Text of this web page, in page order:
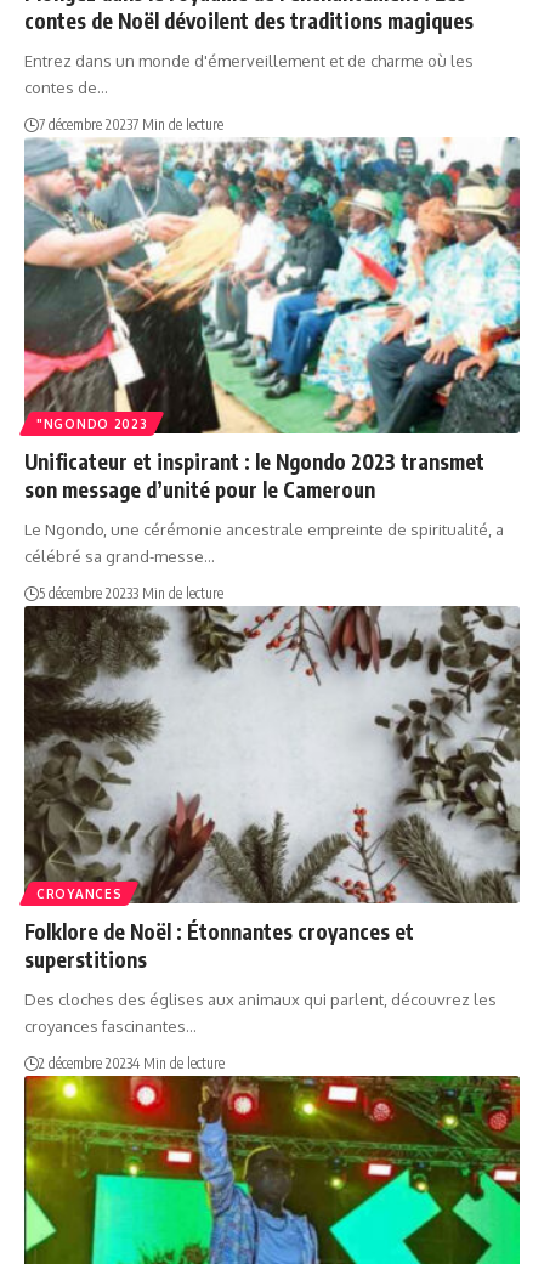
contes de Noël dévoilent des traditions magiques
Entrez dans un monde d'émerveillement et de charme où les
contes de…
7 décembre 20237 Min de lecture
"NGONDO 2023
Unificateur et inspirant : le Ngondo 2023 transmet
son message d’unité pour le Cameroun
Le Ngondo, une cérémonie ancestrale empreinte de spiritualité, a
célébré sa grand-messe…
5 décembre 20233 Min de lecture
CROYANCES
Folklore de Noël : Étonnantes ⁤croyances ⁢et
superstitions
Des cloches des églises aux animaux qui parlent, découvrez les
⁣croyances fascinantes…
2 décembre 20234 Min de lecture